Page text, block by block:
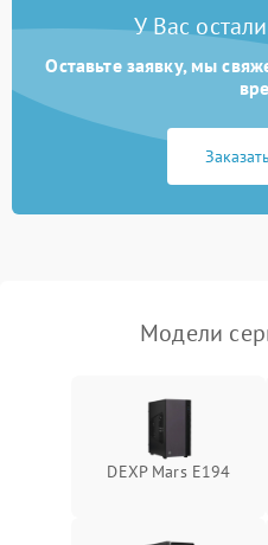
Программные сбои
Общие поломки
Система охлаждения
У Вас
Оставьте заявку, мы
Модели
DEXP Mars E194